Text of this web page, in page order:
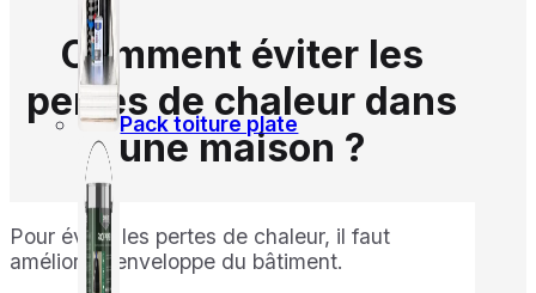
Pack toiture plate
Comment éviter les
pertes de chaleur dans
une maison ?
Pour éviter les pertes de chaleur, il faut
améliorer l’enveloppe du bâtiment.